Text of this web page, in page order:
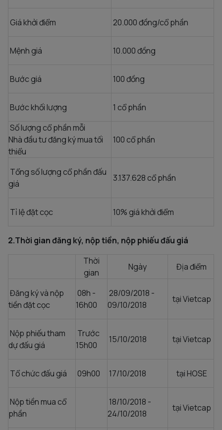
Giá khởi điểm 20.000 đồng/cổ phần
Mệnh giá 10.000 đồng
Bước giá 100 đồng
Bước khối lượng
1 cổ phần
Số lượng cổ phần mỗi
Nhà đầu tư đăng ký mua tối
thiểu
100 cổ phần
Tổng số lượng cổ phần đấu
giá
3.137.628 cổ phần
Tỉ lệ đặt cọc 10% giá khởi điểm
2.Thời gian đăng ký, nộp tiền, nộp phiếu đấu giá
Thời
gian
Ngày Địa điểm
Đăng ký và nộp
tiền đặt cọc
08h -
16h00
28/09/2018 -
09/10/2018
tại Vietcap
Nộp phiếu tham
dự đấu giá
Trước
15h00
15/10/2018 tại Vietcap
Tổ chức đấu giá 09h00 17/10/2018 tại HOSE
Nộp tiền mua cổ
phần
18/10/2018 -
24/10/2018
tại Vietcap